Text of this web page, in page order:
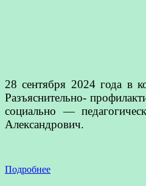
28 сентября 2024 года в
Разъяснительно-
социально —
Александрович.
Подробнее